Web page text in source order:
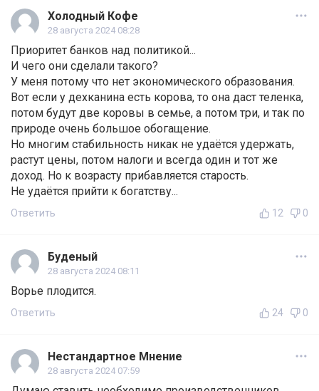
Холодный Кофе
28 августа 2024 08:28
Приоритет банков над политикой...
И чего они сделали такого?
У меня потому что нет экономического образования.
Вот если у дехканина есть корова, то она даст теленка,
потом будут две коровы в семье, а потом три, и так по
природе очень большое обогащение.
Но многим стабильность никак не удаётся удержать,
растут цены, потом налоги и всегда один и тот же
доход. Но к возрасту прибавляется старость.
Не удаётся прийти к богатству...
Ответить 12 0
Буденый
28 августа 2024 08:11
Ворье плодится.
Ответить 24 0
Нестандартное Мнение
28 августа 2024 07:59